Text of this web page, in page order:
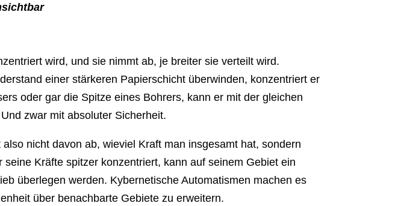
wird, und sie nimmt ab, je breiter sie verteilt wird.
einer stärkeren Papierschicht überwinden, konzentriert er
oder gar die Spitze eines Bohrers, kann er mit der gleichen
zwar mit absoluter Sicherheit.
nicht davon ab, wieviel Kraft man insgesamt hat, sondern
Kräfte spitzer konzentriert, kann auf seinem Gebiet ein
überlegen werden. Kybernetische Automatismen machen es
über benachbarte Gebiete zu erweitern.